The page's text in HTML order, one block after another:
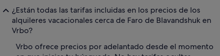
¿Están todas las tarifas incluidas en los precios de los
alquileres vacacionales cerca de Faro de Blavandshuk en
Vrbo?
Vrbo ofrece precios por adelantado desde el momento